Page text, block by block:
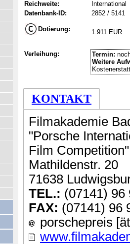
Reichweite:
International
Datenbank-ID:
2852 / 5141
Dotierung: 1.911 EUR
Verleihung: Termin:
Weitere
KONTAKT
Filmakademie
"Porsche
Film Competition"
Mathildenstr. 20
71638
TEL.: (07141) 96
FAX: (07141) 96
porschepreis